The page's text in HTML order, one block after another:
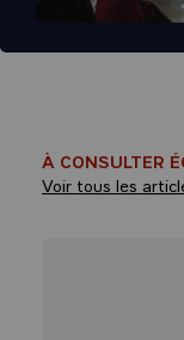
À CONSULTER
Voir tous les